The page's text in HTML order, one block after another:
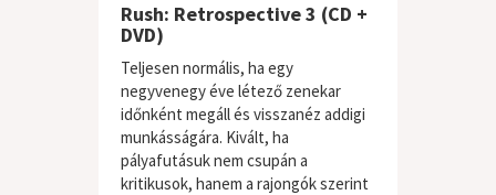
Rush: Retrospective 3 (CD +
DVD)
Teljesen normális, ha egy
negyvenegy éve létező zenekar
időnként megáll és visszanéz addigi
munkásságára. Kivált, ha
pályafutásuk nem csupán a
kritikusok, hanem a rajongók szerint